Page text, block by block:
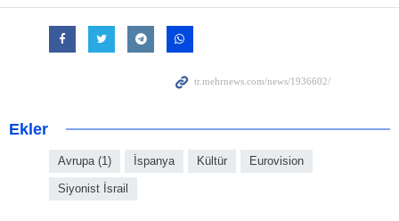
Ekler
Avrupa (1) İspanya Kültür Eurovision
Siyonist İsrail